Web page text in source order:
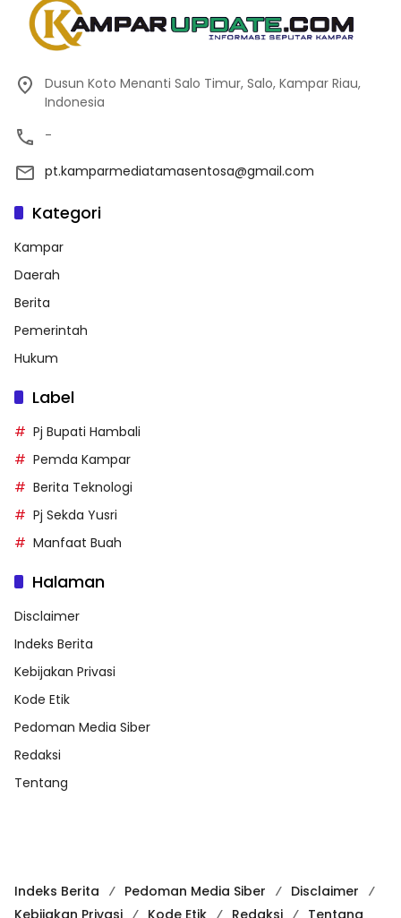
Dusun Koto Menanti Salo Timur, Salo, Kampar Riau,
Indonesia
-
pt.kamparmediatamasentosa@gmail.com
Kategori
Kampar
Daerah
Berita
Pemerintah
Hukum
Label
Pj Bupati Hambali
Pemda Kampar
Berita Teknologi
Pj Sekda Yusri
Manfaat Buah
Halaman
Disclaimer
Indeks Berita
Kebijakan Privasi
Kode Etik
Pedoman Media Siber
Redaksi
Tentang
Indeks Berita Pedoman Media Siber
Disclaimer
Kebijakan Privasi
Kode Etik Redaksi Tentang